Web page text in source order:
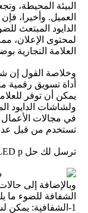
البيئة المحيطة،
العميل. وأخيرا،
الدايود المبتعث
لمحتوى الإعلان،
العلامة التجارية
وخلاصة القول إن
أداة تسويق رقمية
يمكن أن توفر
ولشاشات الدايود
في مجالات
تستخدم من قبل عدد
ترسل لك حل LED p.
وبالإضافة إلى
الشفافة للضوء ما
1-الشفافية: يمكن